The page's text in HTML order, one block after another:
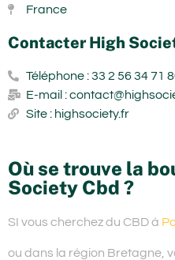
France
Contacter High
Téléphone : 33 2 56 34 71
E-mail :
Site : highsociety.fr
Où se trouve la
Society Cbd ?
SI vous cherchez du CBD à
ou dans la région Bretagne,